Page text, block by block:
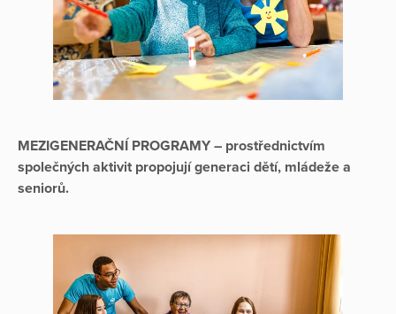
MEZIGENERAČNÍ PROGRAMY – prostřednictvím
společných aktivit propojují generaci dětí, mládeže a
seniorů.